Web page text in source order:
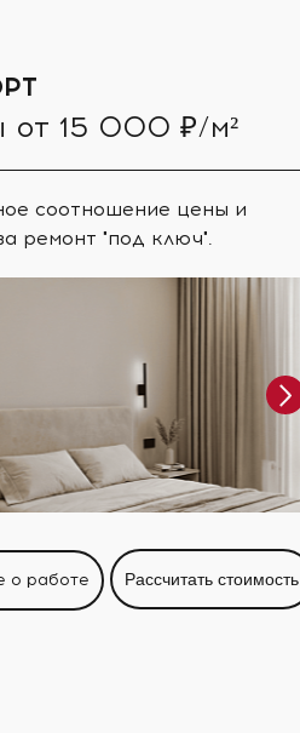
от 15 000 ₽/м²
соотношение цены и
ремонт "под ключ".
о работе Рассчитать стоимость